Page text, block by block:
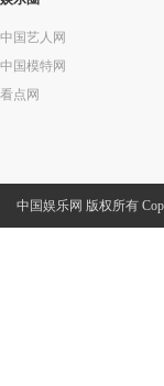
中国艺人网
中国模特网
看点网
中国娱乐网 版权所有